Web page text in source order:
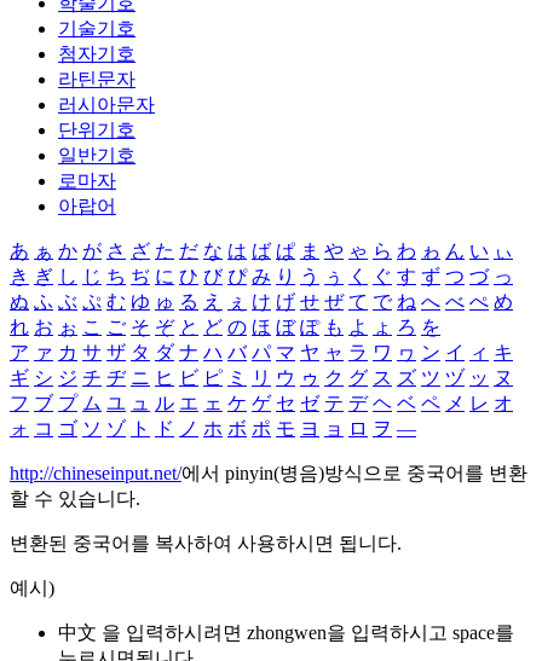
기술기호
첨자기호
라틴문자
러시아문자
단위기호
일반기호
로마자
아랍어
あ ぁ か が さ ざ た だ な は ば ぱ ま や ゃ ら わ ゎ ん い ぃ
き ぎ し じ ち ぢ に ひ び ぴ み り う ぅ く ぐ す ず つ づ っ
ぬ ふ ぶ ぷ む ゆ ゅ る え ぇ け げ せ ぜ て で ね へ べ ぺ め
れ お ぉ こ ご そ ぞ と ど の ほ ぼ ぽ も よ ょ ろ を
ア ァ カ サ ザ タ ダ ナ ハ バ パ マ ヤ ャ ラ ワ ヮ ン イ ィ キ
ギ シ ジ チ ヂ ニ ヒ ビ ピ ミ リ ウ ゥ ク グ ス ズ ツ ヅ ッ ヌ
フ ブ プ ム ユ ュ ル エ ェ ケ ゲ セ ゼ テ デ ヘ ベ ペ メ レ オ
ォ コ ゴ ソ ゾ ト ド ノ ホ ボ ポ モ ヨ ョ ロ ヲ ―
http://chineseinput.net/에서 pinyin(병음)방식으로 중국어를 변환
할 수 있습니다.
변환된 중국어를 복사하여 사용하시면 됩니다.
예시)
中文 을 입력하시려면 zhongwen을 입력하시고 space를